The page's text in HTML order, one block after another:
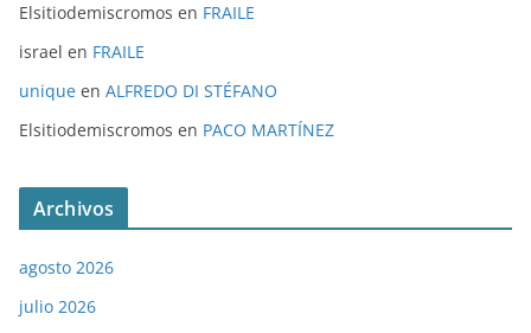
Elsitiodemiscromos en FRAILE
israel en FRAILE
unique en ALFREDO DI STÉFANO
Elsitiodemiscromos en PACO MARTÍNEZ
Archivos
agosto 2026
julio 2026